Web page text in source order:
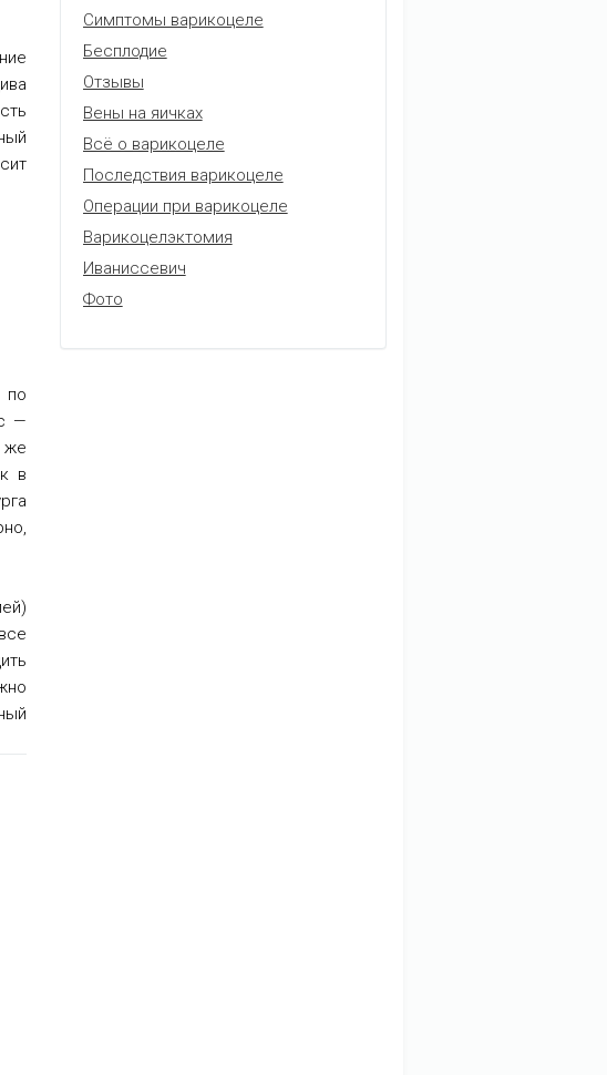
по
—
же
в
Симптомы варикоцеле
Бесплодие
Отзывы
Вены на яичках
Всё о варикоцеле
Последствия варикоцеле
Операции при варикоцеле
Варикоцелэктомия
Иваниссевич
Фото